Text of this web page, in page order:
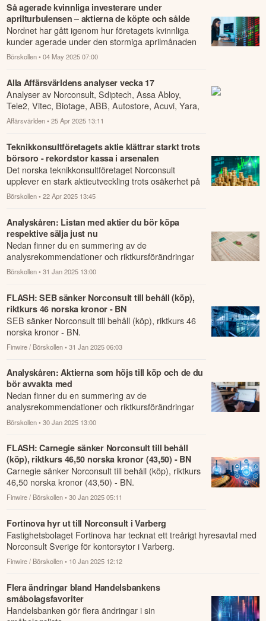
Så agerade kvinnliga investerare under
aprilturbulensen – aktierna de köpte och sålde
Nordnet har gått igenom hur företagets kvinnliga
kunder agerade under den stormiga aprilmånaden
– och noterar ett förändrat investeringsbete...
Börskollen • 04 May 2025 07:00
Alla Affärsvärldens analyser vecka 17
Analyser av Norconsult, Sdiptech, Assa Abloy,
Tele2, Vitec, Biotage, ABB, Autostore, Acuvi, Yara,
Haki och Duni samt Insiderkollen, Krönika,...
Affärsvärlden • 25 Apr 2025 13:11
Teknikkonsultföretagets aktie klättrar starkt trots
börsoro - rekordstor kassa i arsenalen
Det norska teknikkonsultföretaget Norconsult
upplever en stark aktieutveckling trots osäkerhet på
marknaden.
Börskollen • 22 Apr 2025 13:45
Analyskåren: Listan med aktier du bör köpa
respektive sälja just nu
Nedan finner du en summering av de
analysrekommendationer och riktkursförändringar
som har rapporterats om idag den 31 januari.
Börskollen • 31 Jan 2025 13:00
FLASH: SEB sänker Norconsult till behåll (köp),
riktkurs 46 norska kronor - BN
SEB sänker Norconsult till behåll (köp), riktkurs 46
norska kronor - BN.
Finwire / Börskollen • 31 Jan 2025 06:03
Analyskåren: Aktierna som höjs till köp och de du
bör avvakta med
Nedan finner du en summering av de
analysrekommendationer och riktkursförändringar
som har rapporterats om idag den 30 januari.
Börskollen • 30 Jan 2025 13:00
FLASH: Carnegie sänker Norconsult till behåll
(köp), riktkurs 46,50 norska kronor (43,50) - BN
Carnegie sänker Norconsult till behåll (köp), riktkurs
46,50 norska kronor (43,50) - BN.
Finwire / Börskollen • 30 Jan 2025 05:11
Fortinova hyr ut till Norconsult i Varberg
Fastighetsbolaget Fortinova har tecknat ett treårigt hyresavtal med
Norconsult Sverige för kontorsytor i Varberg.
Finwire / Börskollen • 10 Jan 2025 12:12
Flera ändringar bland Handelsbankens
småbolagsfavoriter
Handelsbanken gör flera ändringar i sin